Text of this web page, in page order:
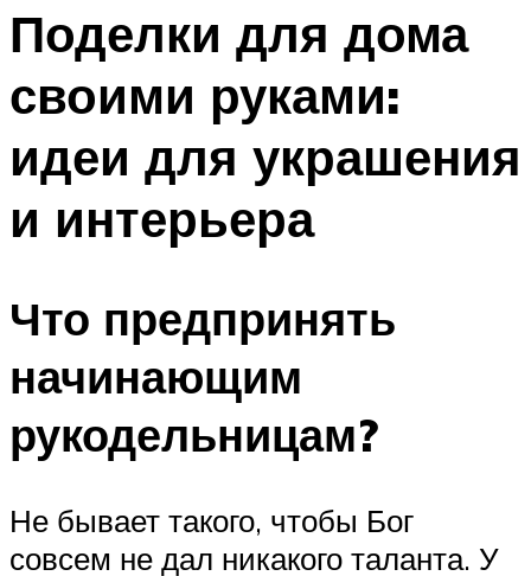
Поделки для дома
своими руками:
идеи для украшения
и интерьера
Что предпринять
начинающим
рукодельницам?
Не бывает такого, чтобы Бог
совсем не дал никакого таланта. У